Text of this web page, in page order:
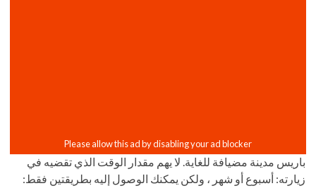
باريس مدينة مضيافة للغاية. لا يهم مقدار الوقت الذي تقضيه في
زيارته: أسبوع أو شهر ، ولكن يمكنك الوصول إليه بطريقتين فقط: